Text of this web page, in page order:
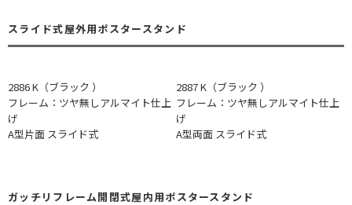
スライド式屋外用ポスタースタンド
2886 K（ブラック ）
フレーム：ツヤ無しアルマイト仕上
げ
A型片面 スライド式
2887 K（ブラック ）
フレーム：ツヤ無しアルマイト仕上
げ
A型両面 スライド式
ガッチリフレーム開閉式屋内用ポスタースタンド